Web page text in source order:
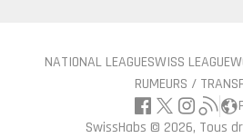
NATIONAL LEAGUESWISS LEAGUE
RUMEURS /
SwissHabs © 2026, Tous